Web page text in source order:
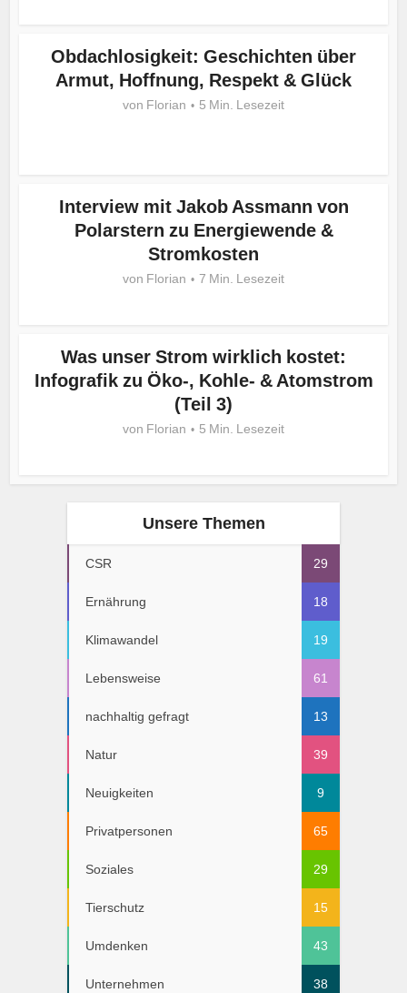
Obdachlosigkeit: Geschichten über
Armut, Hoffnung, Respekt & Glück
von Florian 5 Min. Lesezeit
Interview mit Jakob Assmann von
Polarstern zu Energiewende &
Stromkosten
von Florian 7 Min. Lesezeit
Was unser Strom wirklich kostet:
Infografik zu Öko-, Kohle- & Atomstrom
(Teil 3)
von Florian 5 Min. Lesezeit
Unsere Themen
CSR 29
Ernährung 18
Klimawandel 19
Lebensweise 61
nachhaltig gefragt 13
Natur 39
Neuigkeiten 9
Privatpersonen 65
Soziales 29
Tierschutz 15
Umdenken 43
Unternehmen 38